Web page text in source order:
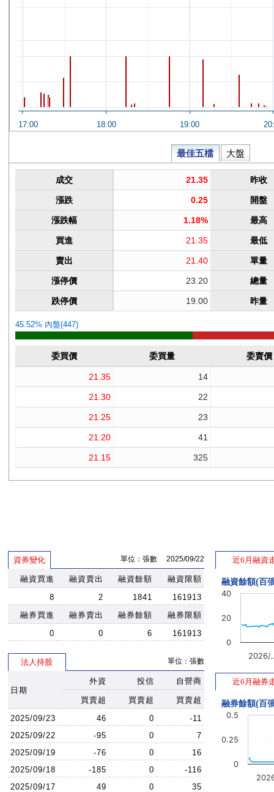
資券變化 單位：張數 2025/09/22
融資買進 融資賣出 融資餘額
融資限額
8
2 1841
161913
融券買進
融券賣出 融券餘額
融券限額
0
0 6 161913
法人持股 單位：張數
日期
外資 投信 自營商
買賣超 買賣超
買賣超
2025/09/23
46 0
-11
2025/09/22
-95 0
7
2025/09/19
-76 0
16
2025/09/18
-185 0
-116
2025/09/17
49 0 35
近6月融資
融資餘額(百
2026/
0
20
40
近6月融券
融券餘額(百
0
0.25
0.5